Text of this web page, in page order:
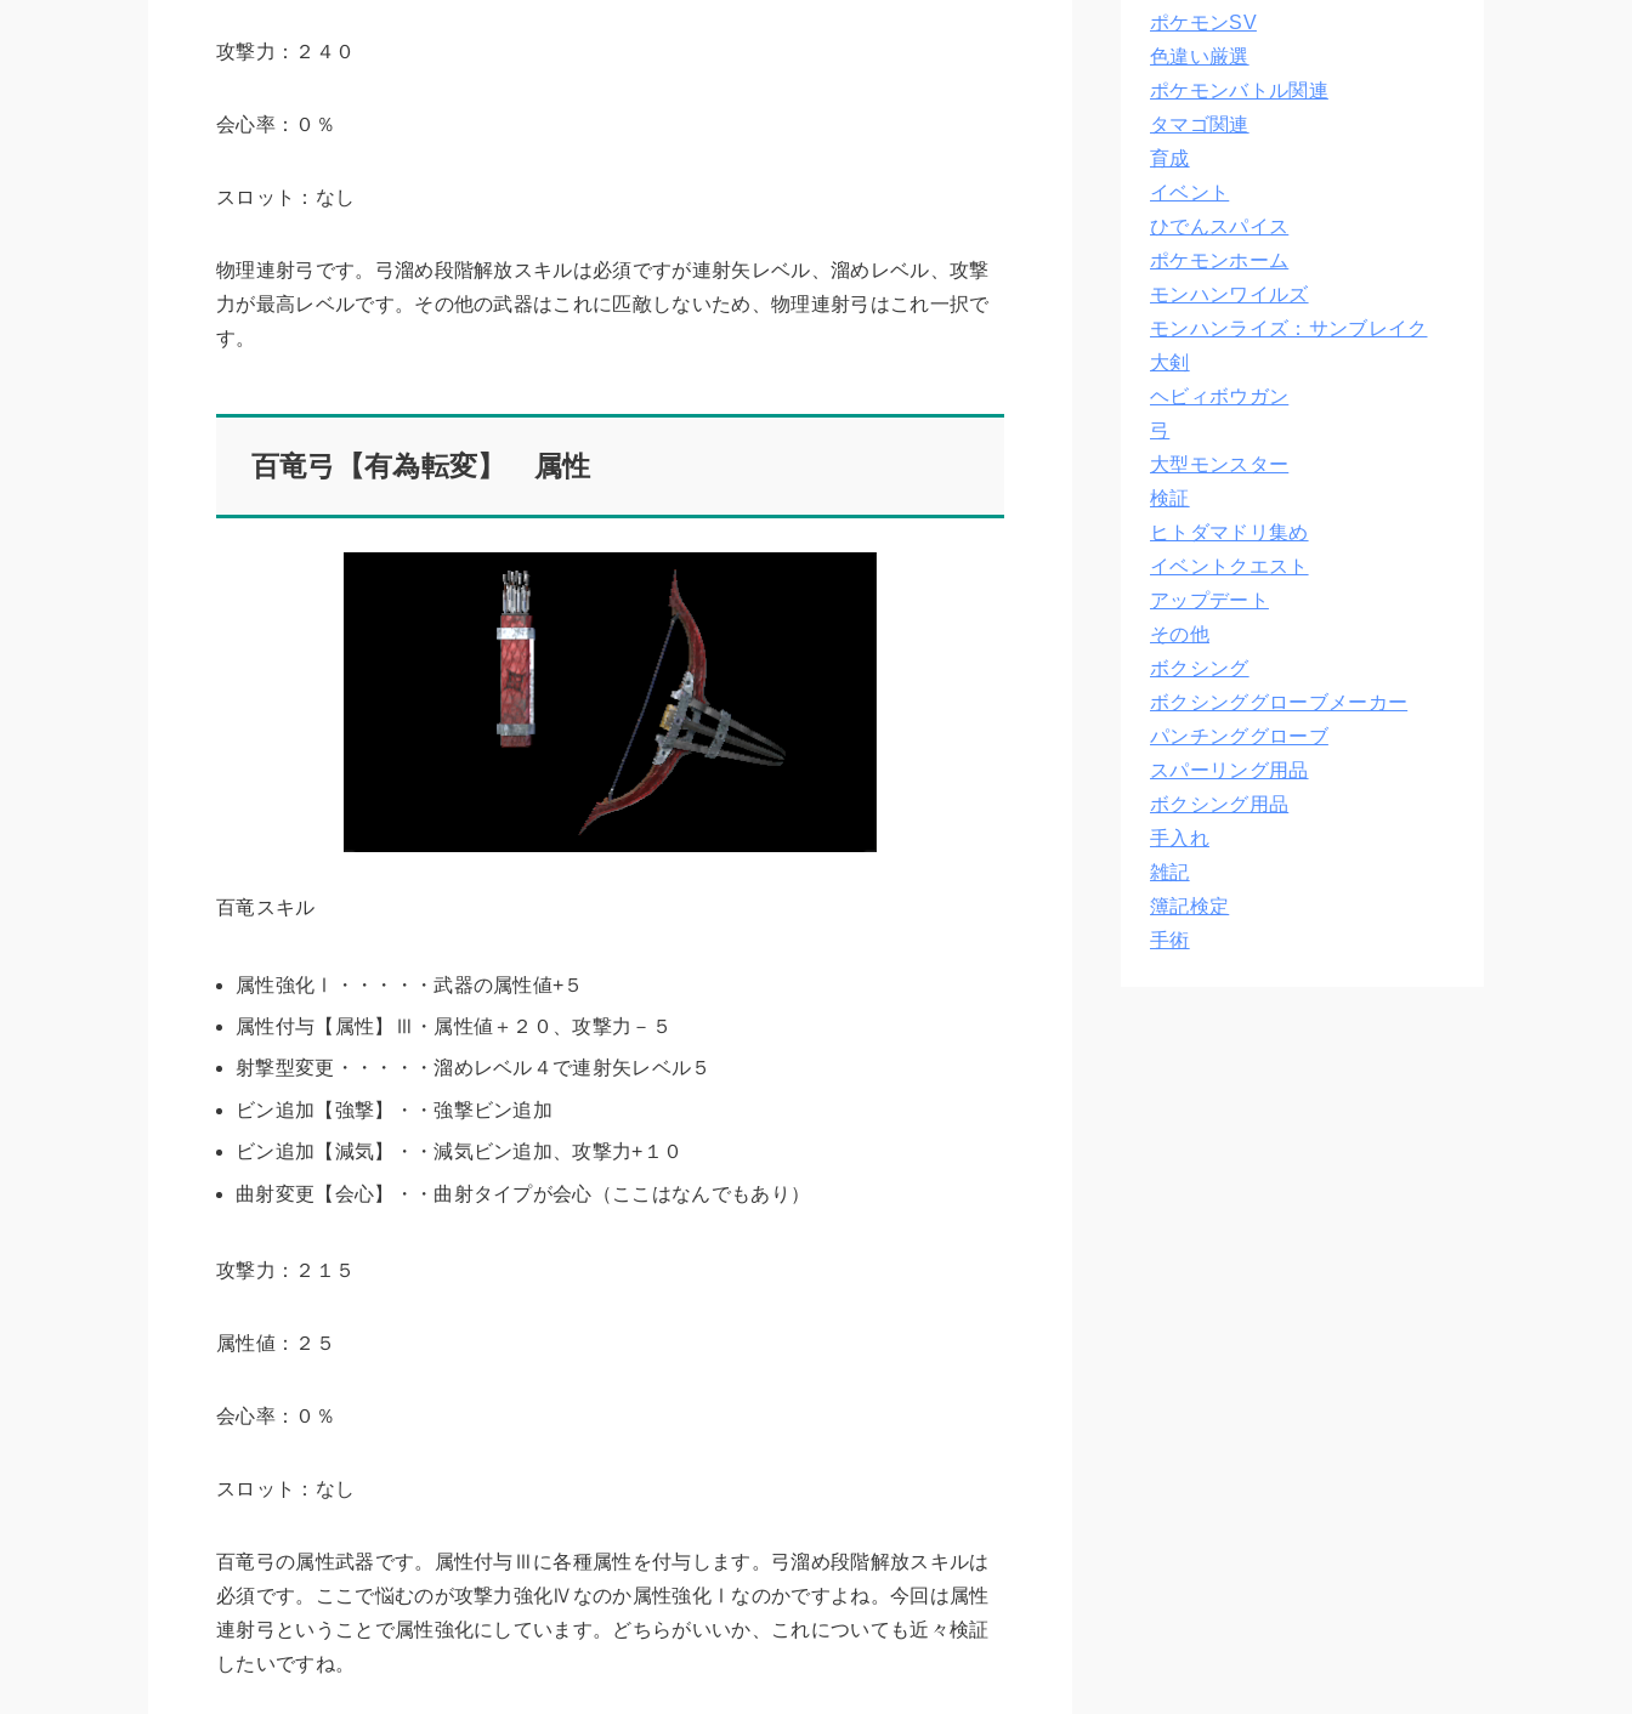
攻撃力：２４０
会心率：０％
スロット：なし
物理連射弓です。 弓溜め段階解放スキルは必須ですが連射矢レベル、溜めレベル、攻撃
力が最高レベルです。その他の武器はこれに匹敵しないため、物理連射弓はこれ一択で
す。
百竜弓【有為転変】 属性
百竜スキル
属性強化Ⅰ・・・・・武器の属性値+５
属性付与【属性】Ⅲ・ 属性値＋２０ 、攻撃力－５
射撃型変更・・・・・溜めレベル４で連射矢レベル５
ビン追加【強撃】・・強撃ビン追加
ビン追加【減気】・・減気ビン追加、攻撃力+１０
曲射変更【会心】・・曲射タイプが会心（ ここはなんでもあり ）
攻撃力：２１５
属性値：２５
会心率：０％
スロット：なし
百竜弓の属性武器です。属性付与Ⅲに各種属性を付与します。 弓溜め段階解放スキルは
必須です。ここで悩むのが攻撃力強化Ⅳなのか属性強化Ⅰなのかですよね。今回は属性
連射弓ということで属性強化にしています。どちらがいいか、これについても近々検証
したいですね。
ポケモンSV
色違い厳選
ポケモンバトル関連
タマゴ関連
育成
イベント
ひでんスパイス
ポケモンホーム
モンハンワイルズ
モンハンライズ：サンブレイク
大剣
ヘビィボウガン
弓
大型モンスター
検証
ヒトダマドリ集め
イベントクエスト
アップデート
その他
ボクシング
ボクシンググローブメーカー
パンチンググローブ
スパーリング用品
ボクシング用品
手入れ
雑記
簿記検定
手術